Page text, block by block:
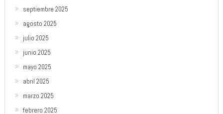
septiembre 2025
agosto 2025
julio 2025
junio 2025
mayo 2025
abril 2025
marzo 2025
febrero 2025